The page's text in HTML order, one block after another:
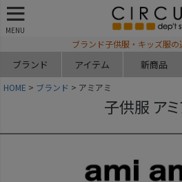
MENU
ブランド子供服・キッズ服の
ブランド アイテム 新商品
HOME ブランド アミアミ
子供服 アミ